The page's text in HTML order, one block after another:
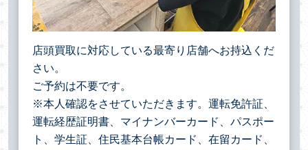
店頭買取に対応している最寄り店舗へお持込くだ
さい。
ご予約は不要です。
※本人確認をさせていただきます。運転免許証、
運転経歴証明書、マイナンバーカード、パスポー
ト、学生証、住民基本台帳カード、在留カード、